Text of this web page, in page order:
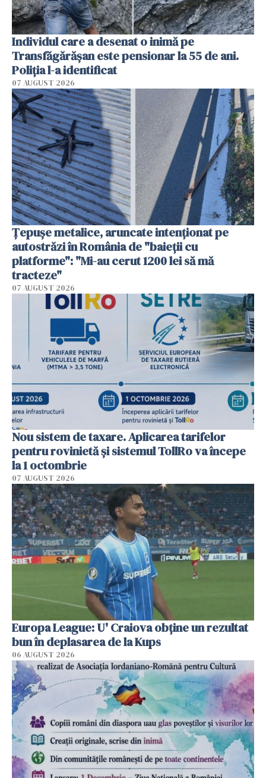
Individul care a desenat o inimă pe
Transfăgărășan este pensionar la 55 de ani.
Poliția l-a identificat
07 AUGUST 2026
Țepușe metalice, aruncate intenționat pe
autostrăzi în România de "baieții cu
platforme": "Mi-au cerut 1200 lei să mă
tracteze"
07 AUGUST 2026
Nou sistem de taxare. Aplicarea tarifelor
pentru rovinietă şi sistemul TollRo va începe
la 1 octombrie
07 AUGUST 2026
Europa League: U' Craiova obține un rezultat
bun în deplasarea de la Kups
06 AUGUST 2026